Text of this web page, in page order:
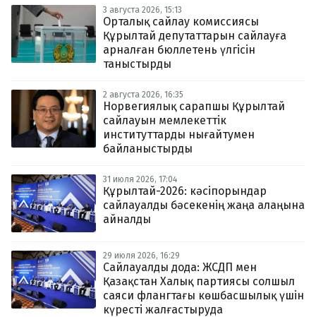
3 августа 2026, 15:13
Орталық сайлау комиссиясы
Құрылтай депутаттарын сайлауға
арналған бюллетень үлгісін
таныстырды
2 августа 2026, 16:35
Норвегиялық сарапшы Құрылтай
сайлауын мемлекеттік
институттарды нығайтумен
байланыстырды
31 июля 2026, 17:04
Құрылтай-2026: кәсіпорындар
сайлауалды бәсекенің жаңа алаңына
айналды
29 июля 2026, 16:29
Сайлауалды дода: ЖСДП мен
Қазақстан Халық партиясы солшыл
саяси флангтағы көшбасшылық үшін
күресті жалғастыруда